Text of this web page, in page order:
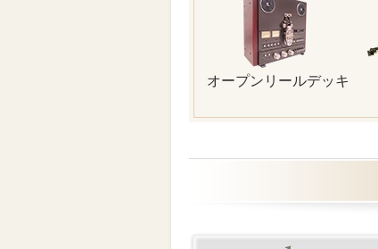
オープンリールデッキ